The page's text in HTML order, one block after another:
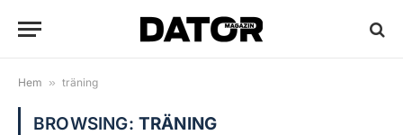
Hem » träning
BROWSING: TRÄNING